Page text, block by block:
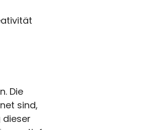
Die
sind,
dieser